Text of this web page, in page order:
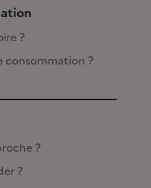
?
consommation ?
?
?